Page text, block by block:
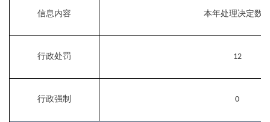
信息内容 本年处理决定数
行政处罚 12
行政强制 0